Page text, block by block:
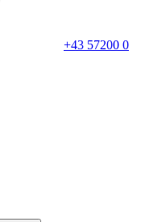
+43 57200 0